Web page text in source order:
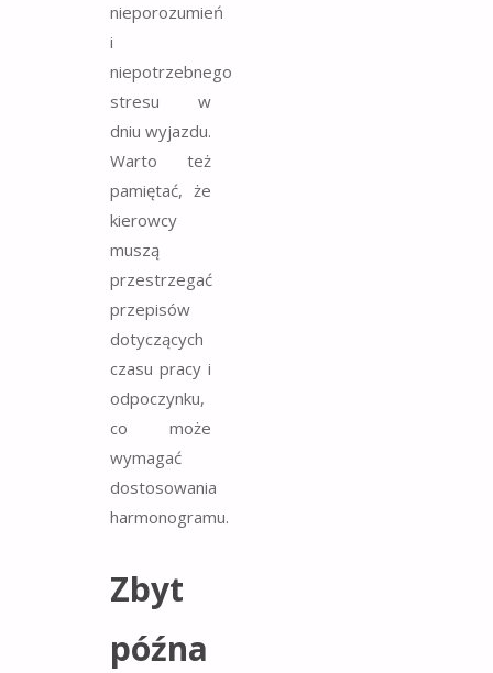
nieporozumień
i
niepotrzebnego
stresu w
dniu wyjazdu.
Warto też
pamiętać, że
kierowcy
muszą
przestrzegać
przepisów
dotyczących
czasu pracy i
odpoczynku,
co może
wymagać
dostosowania
harmonogramu.
Zbyt
późna